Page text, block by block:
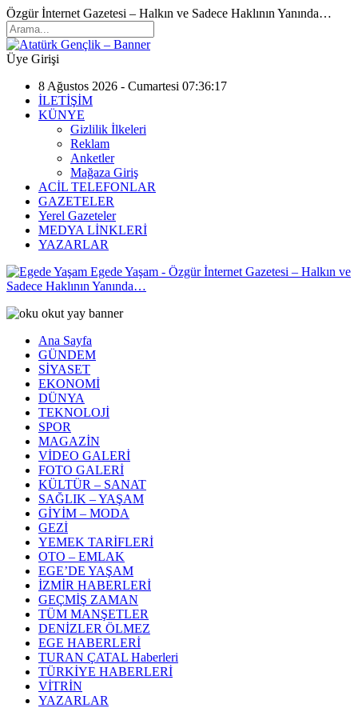
Özgür İnternet Gazetesi – Halkın ve Sadece Haklının Yanında…
Üye Girişi
8 Ağustos 2026 - Cumartesi 07:36:17
İLETİŞİM
KÜNYE
Gizlilik İlkeleri
Reklam
Anketler
Mağaza Giriş
ACİL TELEFONLAR
GAZETELER
Yerel Gazeteler
MEDYA LİNKLERİ
YAZARLAR
Egede Yaşam - Özgür İnternet Gazetesi – Halkın ve
Sadece Haklının Yanında…
Ana Sayfa
GÜNDEM
SİYASET
EKONOMİ
DÜNYA
TEKNOLOJİ
SPOR
MAGAZİN
VİDEO GALERİ
FOTO GALERİ
KÜLTÜR – SANAT
SAĞLIK – YAŞAM
GİYİM – MODA
GEZİ
YEMEK TARİFLERİ
OTO – EMLAK
EGE’DE YAŞAM
İZMİR HABERLERİ
GEÇMİŞ ZAMAN
TÜM MANŞETLER
DENİZLER ÖLMEZ
EGE HABERLERİ
TURAN ÇATAL Haberleri
TÜRKİYE HABERLERİ
VİTRİN
YAZARLAR